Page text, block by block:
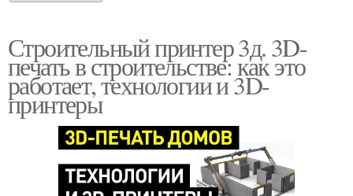
Строительный принтер 3д. 3D-
печать в строительстве: как это
работает, технологии и 3D-
принтеры